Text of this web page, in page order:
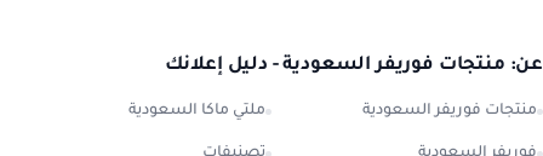
عن: منتجات فوريفر السعودية - دليل إعلانك
منتجات فوريفر السعودية ملتي ماكا السعودية